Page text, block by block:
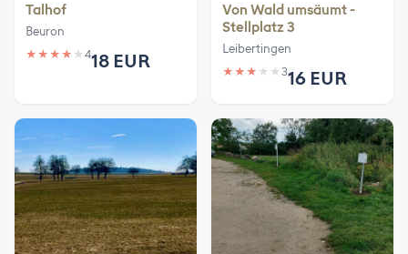
Talhof
Beuron
★ ★ ★ ★ ★ 418 EUR
Von Wald umsäumt -
Stellplatz 3
Leibertingen
★ ★ ★ ★ ★ 316 EUR